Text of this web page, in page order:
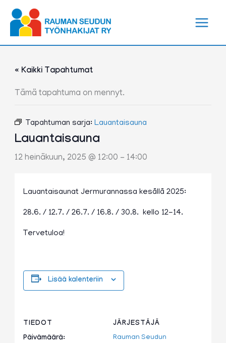
sisältöön
« Kaikki Tapahtumat
Tämä tapahtuma on mennyt.
Tapahtuman sarja:Lauantaisauna
Lauantaisauna
12 heinäkuun, 2025 @ 12:00 - 14:00
Lauantaisaunat Jermurannassa kesällä 2025:
28.6. / 12.7. / 26.7. / 16.8. / 30.8. kello 12-14.
Tervetuloa!
Lisää kalenteriin
TIEDOT
Päivämäärä:
JÄRJESTÄJÄ
Rauman Seudun